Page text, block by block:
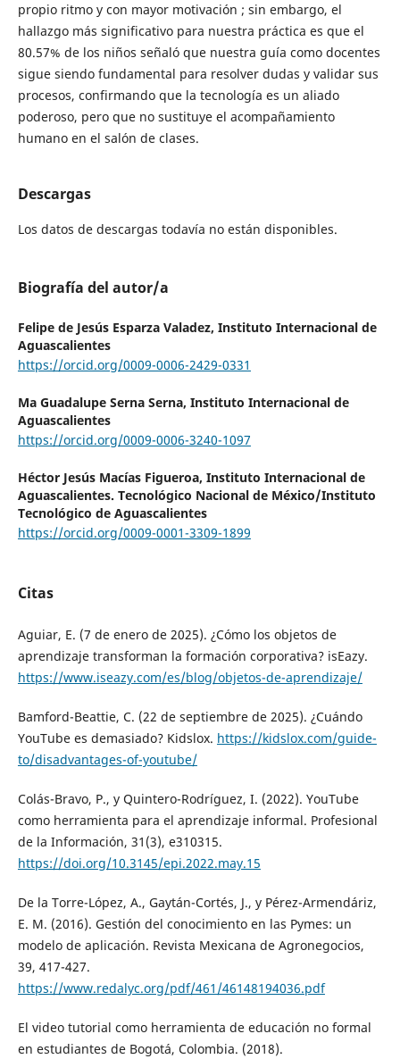
propio ritmo y con mayor motivación ; sin embargo, el
hallazgo más significativo para nuestra práctica es que el
80.57% de los niños señaló que nuestra guía como docentes
sigue siendo fundamental para resolver dudas y validar sus
procesos, confirmando que la tecnología es un aliado
poderoso, pero que no sustituye el acompañamiento
humano en el salón de clases.
Descargas
Los datos de descargas todavía no están disponibles.
Biografía del autor/a
Felipe de Jesús Esparza Valadez, Instituto Internacional de
Aguascalientes
https://orcid.org/0009-0006-2429-0331
Ma Guadalupe Serna Serna, Instituto Internacional de
Aguascalientes
https://orcid.org/0009-0006-3240-1097
Héctor Jesús Macías Figueroa, Instituto Internacional de
Aguascalientes. Tecnológico Nacional de México/Instituto
Tecnológico de Aguascalientes
https://orcid.org/0009-0001-3309-1899
Citas
Aguiar, E. (7 de enero de 2025). ¿Cómo los objetos de
aprendizaje transforman la formación corporativa? isEazy.
https://www.iseazy.com/es/blog/objetos-de-aprendizaje/
Bamford-Beattie, C. (22 de septiembre de 2025). ¿Cuándo
YouTube es demasiado? Kidslox. https://kidslox.com/guide-
to/disadvantages-of-youtube/
Colás-Bravo, P., y Quintero-Rodríguez, I. (2022). YouTube
como herramienta para el aprendizaje informal. Profesional
de la Información, 31(3), e310315.
https://doi.org/10.3145/epi.2022.may.15
De la Torre-López, A., Gaytán-Cortés, J., y Pérez-Armendáriz,
E. M. (2016). Gestión del conocimiento en las Pymes: un
modelo de aplicación. Revista Mexicana de Agronegocios,
39, 417-427.
https://www.redalyc.org/pdf/461/46148194036.pdf
El video tutorial como herramienta de educación no formal
en estudiantes de Bogotá, Colombia. (2018).